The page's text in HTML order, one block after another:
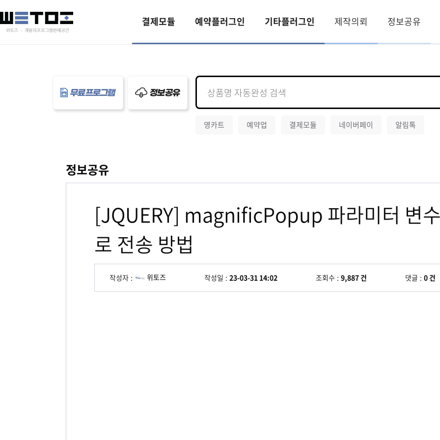
결제모듈 예약플러그인 기타플러그인 제작의뢰 정보공유
무료프로그램 정보공유
영카트 예약업 결제모듈 네이버페이 알림톡
정보공유
[JQUERY] magnificPopup 파라미터 변
로 전송 방법
작성자 위토즈 작성일 23-03-31 14:02 조회수 9,887 건 댓글 0 건